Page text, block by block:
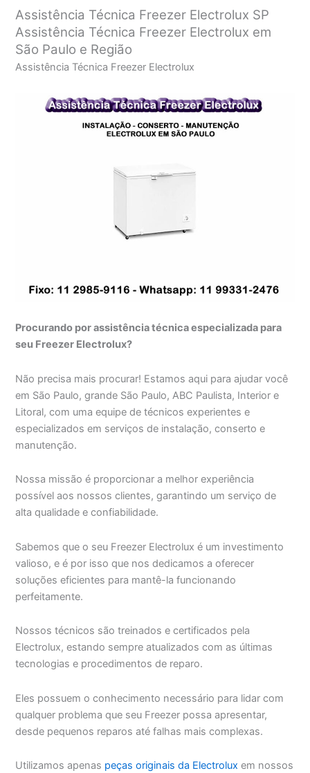
Assistência Técnica Freezer Electrolux SP
Assistência Técnica Freezer Electrolux em
São Paulo e Região
Assistência Técnica Freezer Electrolux
Procurando por assistência técnica especializada para
seu Freezer Electrolux?
Não precisa mais procurar! Estamos aqui para ajudar você
em São Paulo, grande São Paulo, ABC Paulista, Interior e
Litoral, com uma equipe de técnicos experientes e
especializados em serviços de instalação, conserto e
manutenção.
Nossa missão é proporcionar a melhor experiência
possível aos nossos clientes, garantindo um serviço de
alta qualidade e confiabilidade.
Sabemos que o seu Freezer Electrolux é um investimento
valioso, e é por isso que nos dedicamos a oferecer
soluções eficientes para mantê-la funcionando
perfeitamente.
Nossos técnicos são treinados e certificados pela
Electrolux, estando sempre atualizados com as últimas
tecnologias e procedimentos de reparo.
Eles possuem o conhecimento necessário para lidar com
qualquer problema que seu Freezer possa apresentar,
desde pequenos reparos até falhas mais complexas.
Utilizamos apenas peças originais da Electrolux em nossos